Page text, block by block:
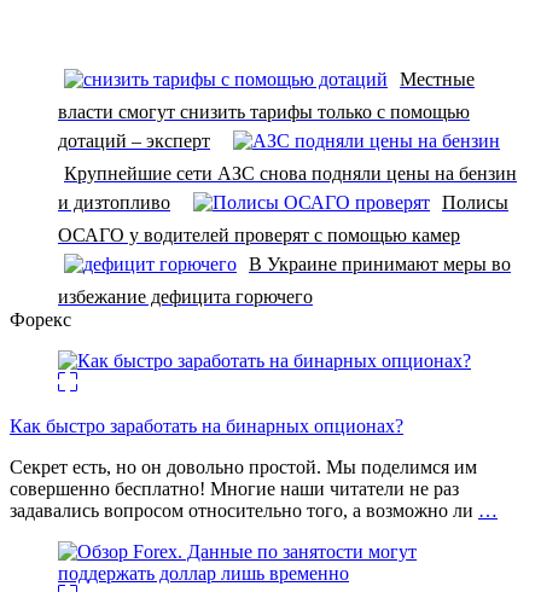
Местные
власти смогут снизить тарифы только с помощью
дотаций – эксперт
Крупнейшие сети АЗС снова подняли цены на бензин
и дизтопливо
Полисы
ОСАГО у водителей проверят с помощью камер
В Украине принимают меры во
избежание дефицита горючего
Форекс
Как быстро заработать на бинарных опционах?
Секрет есть, но он довольно простой. Мы поделимся им
совершенно бесплатно! Многие наши читатели не раз
задавались вопросом относительно того, а возможно ли …